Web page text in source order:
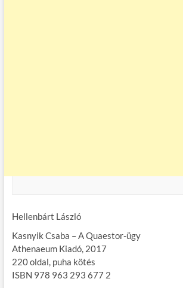
Hellenbárt László
Kasnyik Csaba – A Quaestor-ügy
Athenaeum Kiadó, 2017
220 oldal, puha kötés
ISBN 978 963 293 677 2